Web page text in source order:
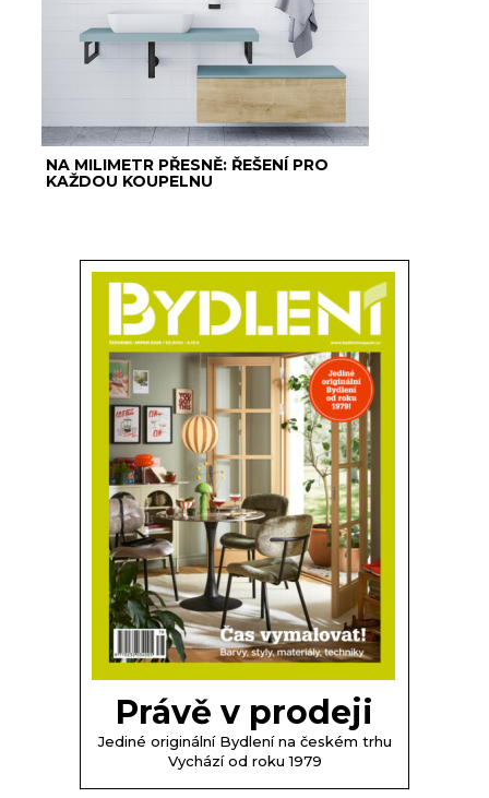
NA MILIMETR PŘESNĚ: ŘEŠENÍ PRO
KAŽDOU KOUPELNU
Právě v prodeji
Jediné originální Bydlení na českém trhu
Vychází od roku 1979